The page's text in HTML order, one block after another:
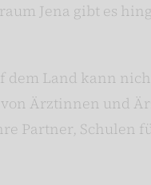
Jena gibt es
dem Land kann
Ärztinnen und
Partner, Schulen